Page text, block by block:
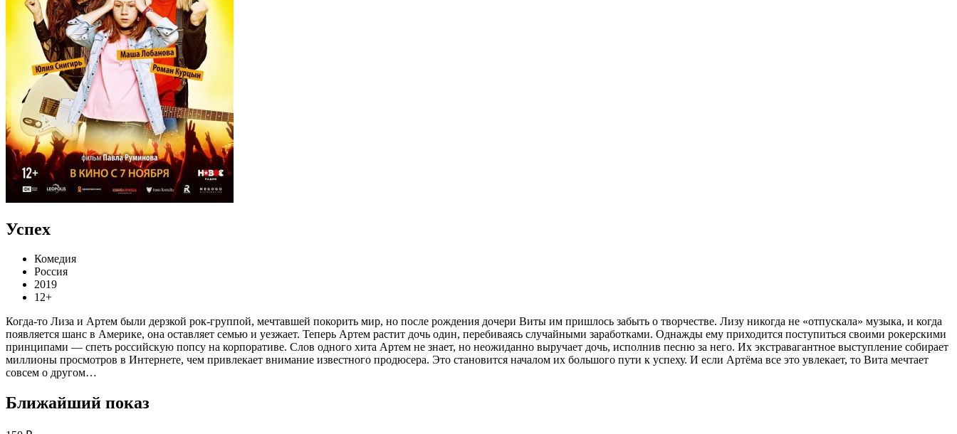
Успех
Комедия
Россия
2019
12+
Когда-то Лиза и Артем были дерзкой рок-группой, мечтавшей покорить мир, но после рождения дочери Виты им пришлось забыть о творчестве. Лизу никогда не «отпускала» музыка, и когда
появляется шанс в Америке, она оставляет семью и уезжает. Теперь Артем растит дочь один, перебиваясь случайными заработками. Однажды ему приходится поступиться своими рокерскими
принципами — спеть российскую попсу на корпоративе. Слов одного хита Артем не знает, но неожиданно выручает дочь, исполнив песню за него. Их экстравагантное выступление собирает
миллионы просмотров в Интернете, чем привлекает внимание известного продюсера. Это становится началом их большого пути к успеху. И если Артёма все это увлекает, то Вита мечтает
совсем о другом…
Ближайший показ